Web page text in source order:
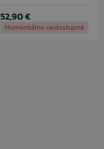
52,90 €
Momentálne nedostupné